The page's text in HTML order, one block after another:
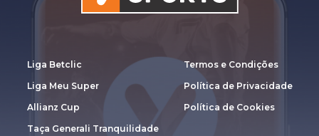
Liga Betclic
Liga Meu Super
Allianz Cup
Taça Generali Tranquilidade
Termos e Condições
Política de Privacidade
Política de Cookies